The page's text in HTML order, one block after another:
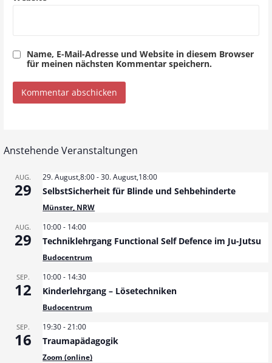
Name, E-Mail-Adresse und Website in diesem Browser
für meinen nächsten Kommentar speichern.
Anstehende Veranstaltungen
AUG.
29
29. August,8:00-30. August,18:00
SelbstSicherheit für Blinde und Sehbehinderte
Münster, NRW
AUG.
29
10:00- 14:00
Techniklehrgang Functional Self Defence im Ju-Jutsu
Budocentrum
SEP.
12
10:00- 14:30
Kinderlehrgang – Lösetechniken
Budocentrum
SEP.
16
19:30-21:00
Traumapädagogik
Zoom (online)